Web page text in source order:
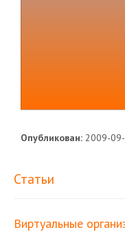
Опубликован: 2009-
Статьи
Виртуальные